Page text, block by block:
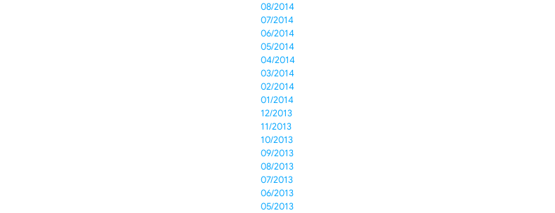
08/2014
07/2014
06/2014
05/2014
04/2014
03/2014
02/2014
01/2014
12/2013
11/2013
10/2013
09/2013
08/2013
07/2013
06/2013
05/2013